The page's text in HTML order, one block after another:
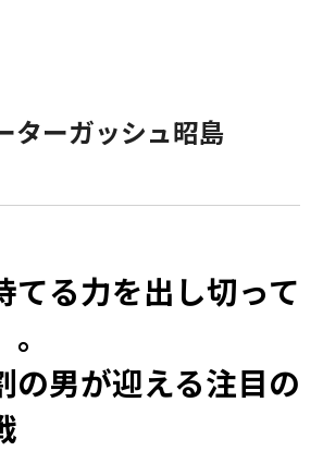
ターガッシュ昭島
てる力を出し切って
の男が迎える注目の